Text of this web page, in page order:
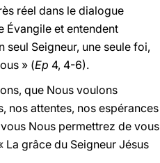
réel dans le dialogue
Évangile et entendent
seul Seigneur, une seule foi,
» (Ep 4, 4-6).
que Nous voulons
nos attentes, nos espérances
Nous permettrez de vous
grâce du Seigneur Jésus